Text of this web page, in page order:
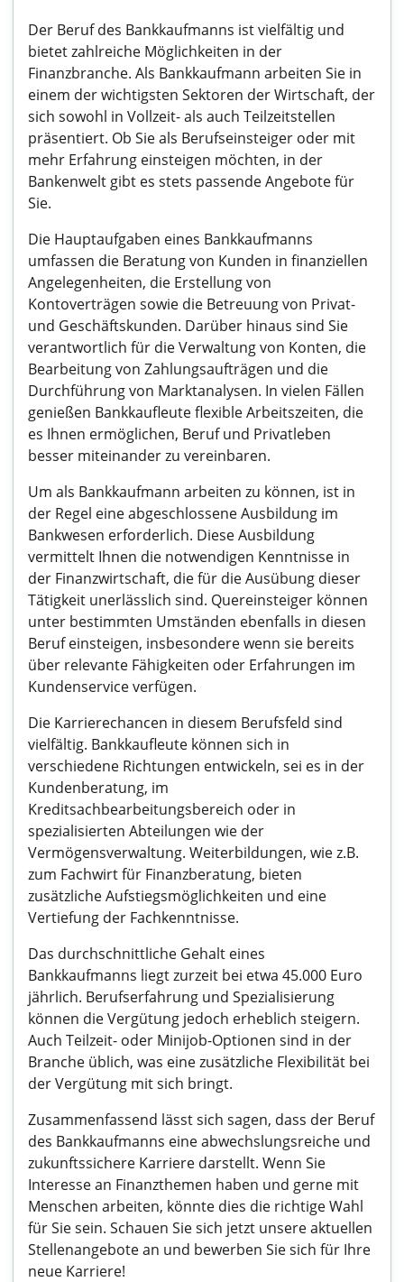
Der Beruf des Bankkaufmanns ist vielfältig und
bietet zahlreiche Möglichkeiten in der
Finanzbranche. Als Bankkaufmann arbeiten Sie in
einem der wichtigsten Sektoren der Wirtschaft, der
sich sowohl in Vollzeit- als auch Teilzeitstellen
präsentiert. Ob Sie als Berufseinsteiger oder mit
mehr Erfahrung einsteigen möchten, in der
Bankenwelt gibt es stets passende Angebote für
Sie.
Die Hauptaufgaben eines Bankkaufmanns
umfassen die Beratung von Kunden in finanziellen
Angelegenheiten, die Erstellung von
Kontoverträgen sowie die Betreuung von Privat-
und Geschäftskunden. Darüber hinaus sind Sie
verantwortlich für die Verwaltung von Konten, die
Bearbeitung von Zahlungsaufträgen und die
Durchführung von Marktanalysen. In vielen Fällen
genießen Bankkaufleute flexible Arbeitszeiten, die
es Ihnen ermöglichen, Beruf und Privatleben
besser miteinander zu vereinbaren.
Um als Bankkaufmann arbeiten zu können, ist in
der Regel eine abgeschlossene Ausbildung im
Bankwesen erforderlich. Diese Ausbildung
vermittelt Ihnen die notwendigen Kenntnisse in
der Finanzwirtschaft, die für die Ausübung dieser
Tätigkeit unerlässlich sind. Quereinsteiger können
unter bestimmten Umständen ebenfalls in diesen
Beruf einsteigen, insbesondere wenn sie bereits
über relevante Fähigkeiten oder Erfahrungen im
Kundenservice verfügen.
Die Karrierechancen in diesem Berufsfeld sind
vielfältig. Bankkaufleute können sich in
verschiedene Richtungen entwickeln, sei es in der
Kundenberatung, im
Kreditsachbearbeitungsbereich oder in
spezialisierten Abteilungen wie der
Vermögensverwaltung. Weiterbildungen, wie z.B.
zum Fachwirt für Finanzberatung, bieten
zusätzliche Aufstiegsmöglichkeiten und eine
Vertiefung der Fachkenntnisse.
Das durchschnittliche Gehalt eines
Bankkaufmanns liegt zurzeit bei etwa 45.000 Euro
jährlich. Berufserfahrung und Spezialisierung
können die Vergütung jedoch erheblich steigern.
Auch Teilzeit- oder Minijob-Optionen sind in der
Branche üblich, was eine zusätzliche Flexibilität bei
der Vergütung mit sich bringt.
Zusammenfassend lässt sich sagen, dass der Beruf
des Bankkaufmanns eine abwechslungsreiche und
zukunftssichere Karriere darstellt. Wenn Sie
Interesse an Finanzthemen haben und gerne mit
Menschen arbeiten, könnte dies die richtige Wahl
für Sie sein. Schauen Sie sich jetzt unsere aktuellen
Stellenangebote an und bewerben Sie sich für Ihre
neue Karriere!